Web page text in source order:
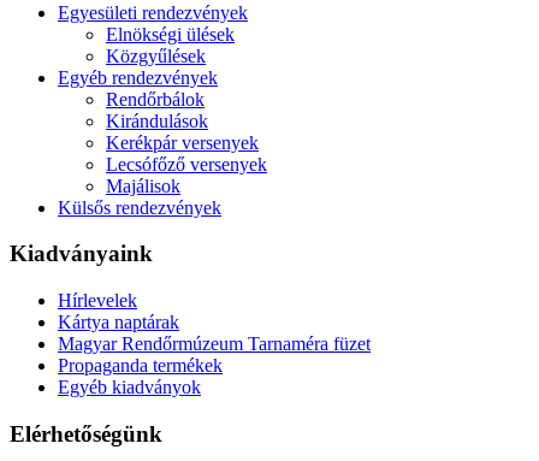
Egyesületi rendezvények
Elnökségi ülések
Közgyűlések
Egyéb rendezvények
Rendőrbálok
Kirándulások
Kerékpár versenyek
Lecsófőző versenyek
Majálisok
Külsős rendezvények
Kiadványaink
Hírlevelek
Kártya naptárak
Magyar Rendőrmúzeum Tarnaméra füzet
Propaganda termékek
Egyéb kiadványok
Elérhetőségünk